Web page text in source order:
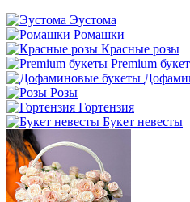
Эустома
Ромашки
Красные розы
Premium
Розы
Гортензия
Букет невесты